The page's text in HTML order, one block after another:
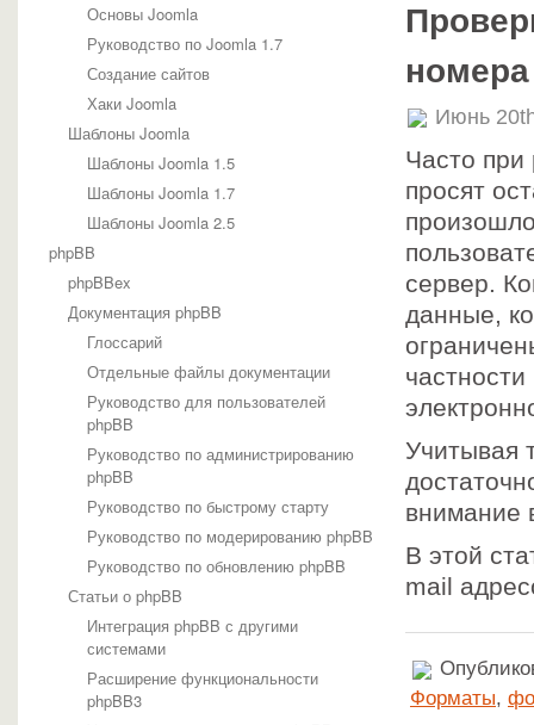
Основы Joomla
Руководство по Joomla 1.7
Создание сайтов
Хаки Joomla
Шаблоны Joomla
Шаблоны Joomla 1.5
Шаблоны Joomla 1.7
Шаблоны Joomla 2.5
phpBB
phpBBex
Документация phpBB
Глоссарий
Отдельные файлы документации
Руководство для пользователей
phpBB
Руководство по администрированию
phpBB
Руководство по быстрому старту
Руководство по модерированию phpBB
Руководство по обновлению phpBB
Статьи о phpBB
Интеграция phpBB с другими
системами
Расширение функциональности
phpBB3
номера
Июнь
Часто при
просят
сервер.
данные,
Учитывая
внимание
В этой
mail
Форматы,